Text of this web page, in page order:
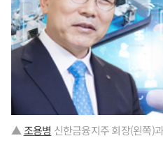
▲조용병 신한금융지주 회장(왼쪽)